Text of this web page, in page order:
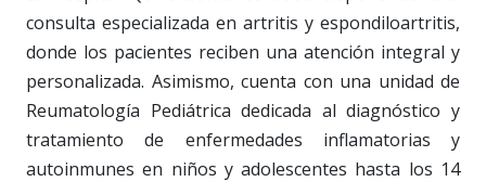
consulta especializada en artritis y espondiloartritis,
donde los pacientes reciben una atención integral y
personalizada. Asimismo, cuenta con una unidad de
Reumatología Pediátrica dedicada al diagnóstico y
tratamiento de enfermedades inflamatorias y
autoinmunes en niños y adolescentes hasta los 14